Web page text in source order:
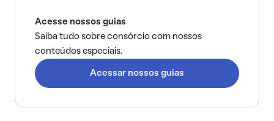
Acesse nossos guias
Saiba tudo sobre consórcio com nossos
conteúdos especiais.
Acessar nossos guias